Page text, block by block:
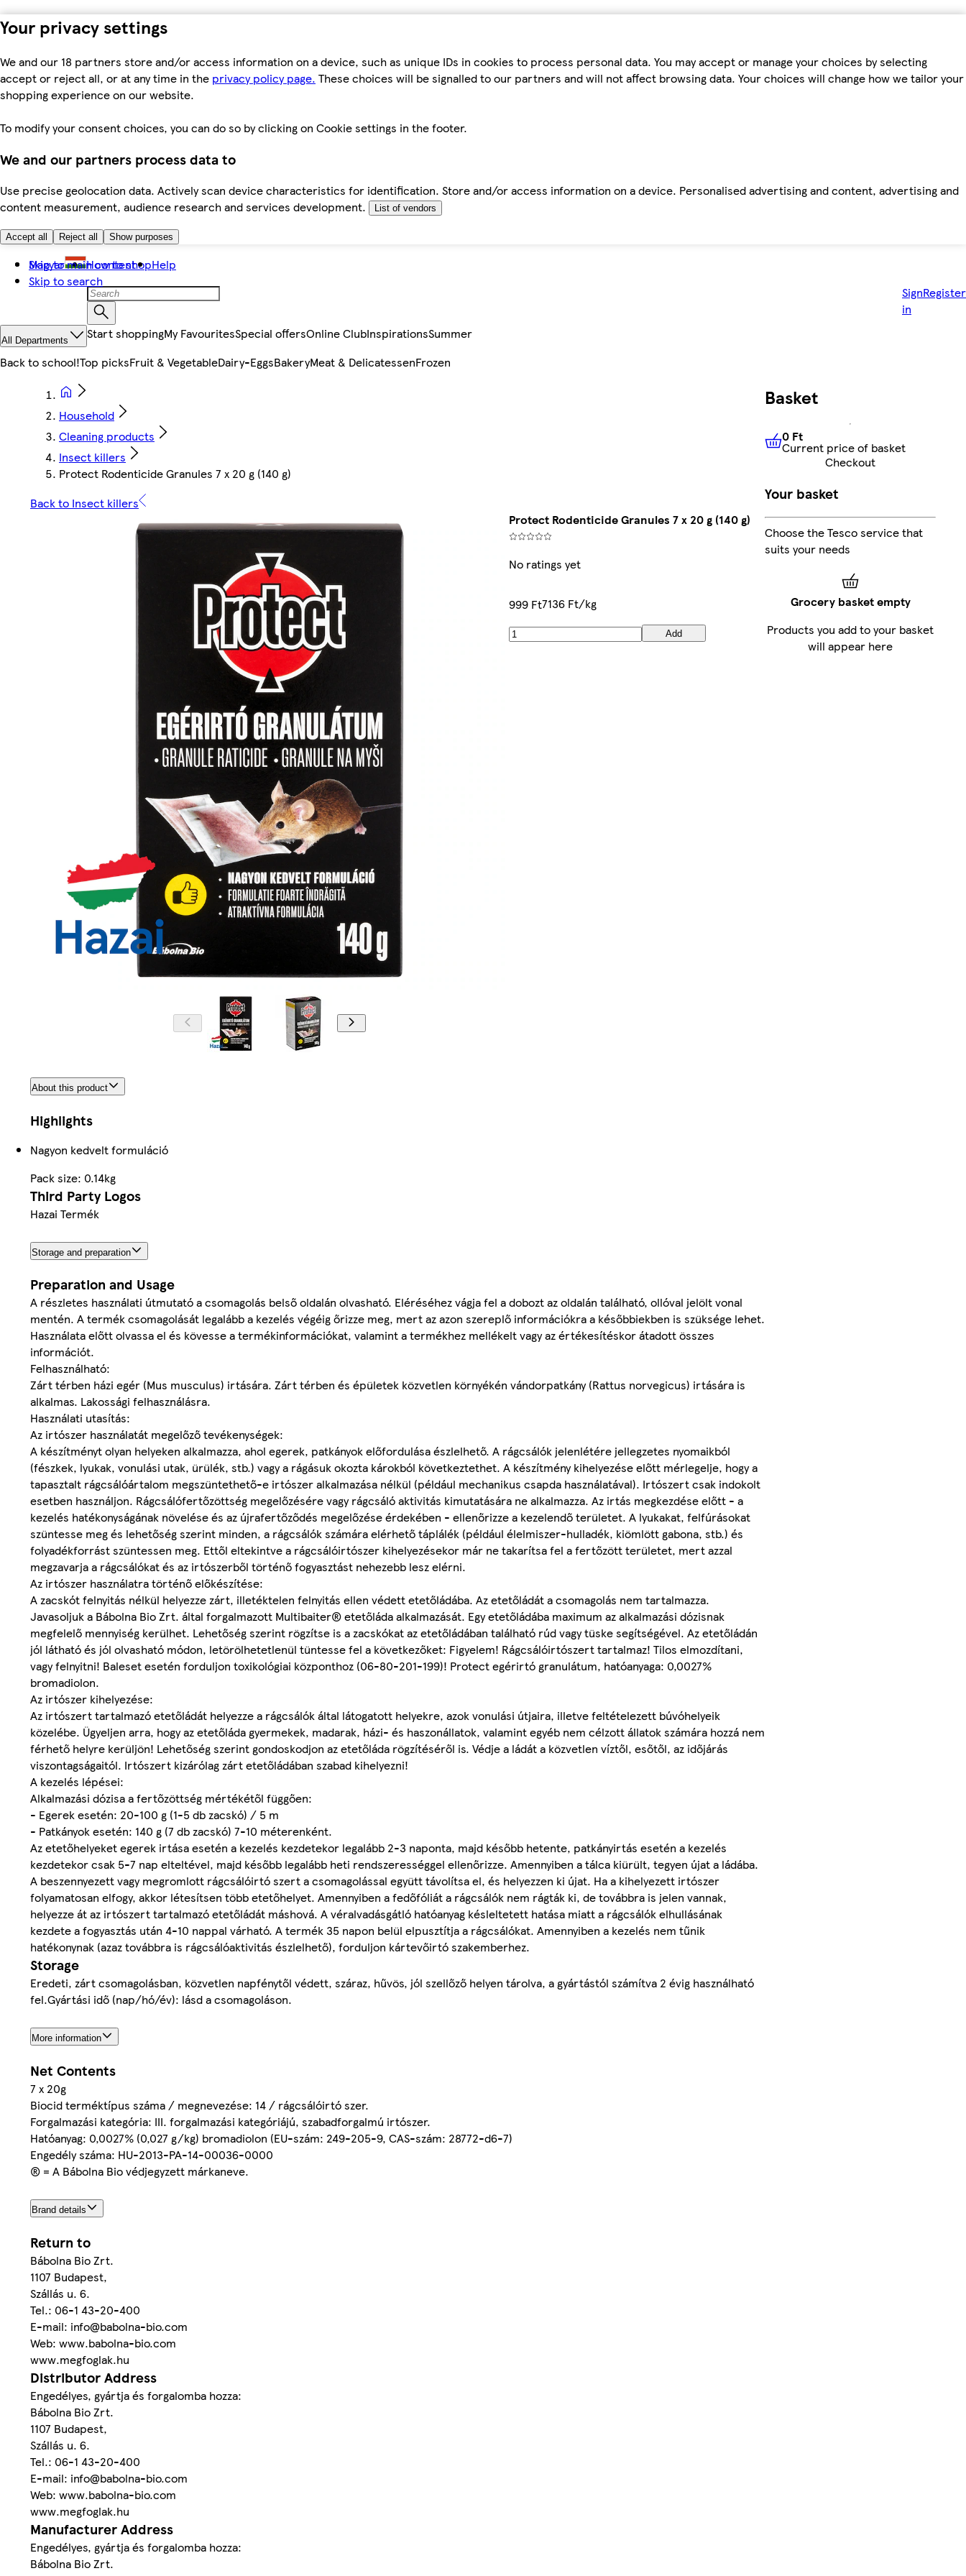
Your privacy settings
We and our 18 partners store and/or access information on a device, such as unique IDs in cookies to process personal data. You may accept or manage your choices by selecting
accept or reject all, or at any time in the privacy policy page. These choices will be signalled to our partners and will not affect browsing data. Your choices will change how we tailor your
shopping experience on our website.
To modify your consent choices, you can do so by clicking on Cookie settings in the footer.
We and our partners process data to
Use precise geolocation data. Actively scan device characteristics for identification. Store and/or access information on a device. Personalised advertising and content, advertising and
content measurement, audience research and services development.
List of vendors
Accept all Reject all Show purposes
Skip to main content
Skip to search
Magyar How to shopHelp
Sign
in
Register
All Departments Start shoppingMy FavouritesSpecial offersOnline ClubInspirationsSummer
Back to school!Top picksFruit & VegetableDairy-EggsBakeryMeat & DelicatessenFrozen
Household
Cleaning products
Insect killers
Protect Rodenticide Granules 7 x 20 g (140 g)
Back to Insect killers
Protect Rodenticide Granules 7 x 20 g (140 g)
No ratings yet
999 Ft7136 Ft/kg
Add
About this product
Highlights
Nagyon kedvelt formuláció
Pack size: 0.14kg
Third Party Logos
Hazai Termék
Storage and preparation
Preparation and Usage
A részletes használati útmutató a csomagolás belső oldalán olvasható. Eléréséhez vágja fel a dobozt az oldalán található, ollóval jelölt vonal
mentén. A termék csomagolását legalább a kezelés végéig őrizze meg, mert az azon szereplő információkra a későbbiekben is szüksége lehet.
Használata előtt olvassa el és kövesse a termékinformációkat, valamint a termékhez mellékelt vagy az értékesítéskor átadott összes
információt.
Felhasználható:
Zárt térben házi egér (Mus musculus) irtására. Zárt térben és épületek közvetlen környékén vándorpatkány (Rattus norvegicus) irtására is
alkalmas. Lakossági felhasználásra.
Használati utasítás:
Az irtószer használatát megelőző tevékenységek:
A készítményt olyan helyeken alkalmazza, ahol egerek, patkányok előfordulása észlelhető. A rágcsálók jelenlétére jellegzetes nyomaikból
(fészkek, lyukak, vonulási utak, ürülék, stb.) vagy a rágásuk okozta károkból következtethet. A készítmény kihelyezése előtt mérlegelje, hogy a
tapasztalt rágcsálóártalom megszüntethető-e irtószer alkalmazása nélkül (például mechanikus csapda használatával). Irtószert csak indokolt
esetben használjon. Rágcsálófertőzöttség megelőzésére vagy rágcsáló aktivitás kimutatására ne alkalmazza. Az irtás megkezdése előtt - a
kezelés hatékonyságának növelése és az újrafertőződés megelőzése érdekében - ellenőrizze a kezelendő területet. A lyukakat, felfúrásokat
szüntesse meg és lehetőség szerint minden, a rágcsálók számára elérhető táplálék (például élelmiszer-hulladék, kiömlött gabona, stb.) és
folyadékforrást szüntessen meg. Ettől eltekintve a rágcsálóirtószer kihelyezésekor már ne takarítsa fel a fertőzött területet, mert azzal
megzavarja a rágcsálókat és az irtószerből történő fogyasztást nehezebb lesz elérni.
Az irtószer használatra történő előkészítése:
A zacskót felnyitás nélkül helyezze zárt, illetéktelen felnyitás ellen védett etetőládába. Az etetőládát a csomagolás nem tartalmazza.
Javasoljuk a Bábolna Bio Zrt. által forgalmazott Multibaiter® etetőláda alkalmazását. Egy etetőládába maximum az alkalmazási dózisnak
megfelelő mennyiség kerülhet. Lehetőség szerint rögzítse is a zacskókat az etetőládában található rúd vagy tüske segítségével. Az etetőládán
jól látható és jól olvasható módon, letörölhetetlenül tüntesse fel a következőket: Figyelem! Rágcsálóirtószert tartalmaz! Tilos elmozdítani,
vagy felnyitni! Baleset esetén forduljon toxikológiai központhoz (06-80-201-199)! Protect egérirtó granulátum, hatóanyaga: 0,0027%
bromadiolon.
Az irtószer kihelyezése:
Az irtószert tartalmazó etetőládát helyezze a rágcsálók által látogatott helyekre, azok vonulási útjaira, illetve feltételezett búvóhelyeik
közelébe. Ügyeljen arra, hogy az etetőláda gyermekek, madarak, házi- és haszonállatok, valamint egyéb nem célzott állatok számára hozzá nem
férhető helyre kerüljön! Lehetőség szerint gondoskodjon az etetőláda rögzítéséről is. Védje a ládát a közvetlen víztől, esőtől, az időjárás
viszontagságaitól. Irtószert kizárólag zárt etetőládában szabad kihelyezni!
A kezelés lépései:
Alkalmazási dózisa a fertőzöttség mértékétől függően:
- Egerek esetén: 20-100 g (1-5 db zacskó) / 5 m
- Patkányok esetén: 140 g (7 db zacskó) 7-10 méterenként.
Az etetőhelyeket egerek irtása esetén a kezelés kezdetekor legalább 2-3 naponta, majd később hetente, patkányirtás esetén a kezelés
kezdetekor csak 5-7 nap elteltével, majd később legalább heti rendszerességgel ellenőrizze. Amennyiben a tálca kiürült, tegyen újat a ládába.
A beszennyezett vagy megromlott rágcsálóirtó szert a csomagolással együtt távolítsa el, és helyezzen ki újat. Ha a kihelyezett irtószer
folyamatosan elfogy, akkor létesítsen több etetőhelyet. Amennyiben a fedőfóliát a rágcsálók nem rágták ki, de továbbra is jelen vannak,
helyezze át az irtószert tartalmazó etetőládát máshová. A véralvadásgátló hatóanyag késleltetett hatása miatt a rágcsálók elhullásának
kezdete a fogyasztás után 4-10 nappal várható. A termék 35 napon belül elpusztítja a rágcsálókat. Amennyiben a kezelés nem tűnik
hatékonynak (azaz továbbra is rágcsálóaktivitás észlelhető), forduljon kártevőirtó szakemberhez.
Storage
Eredeti, zárt csomagolásban, közvetlen napfénytől védett, száraz, hűvös, jól szellőző helyen tárolva, a gyártástól számítva 2 évig használható
fel.Gyártási idő (nap/hó/év): lásd a csomagoláson.
More information
Net Contents
7 x 20g
Biocid terméktípus száma / megnevezése: 14 / rágcsálóirtó szer.
Forgalmazási kategória: III. forgalmazási kategóriájú, szabadforgalmú irtószer.
Hatóanyag: 0,0027% (0,027 g/kg) bromadiolon (EU-szám: 249-205-9, CAS-szám: 28772-d6-7)
Engedély száma: HU-2013-PA-14-00036-0000
® = A Bábolna Bio védjegyzett márkaneve.
Brand details
Return to
Bábolna Bio Zrt.
1107 Budapest,
Szállás u. 6.
Tel.: 06-1 43-20-400
E-mail: info@babolna-bio.com
Web: www.babolna-bio.com
www.megfoglak.hu
Distributor Address
Engedélyes, gyártja és forgalomba hozza:
Bábolna Bio Zrt.
1107 Budapest,
Szállás u. 6.
Tel.: 06-1 43-20-400
E-mail: info@babolna-bio.com
Web: www.babolna-bio.com
www.megfoglak.hu
Manufacturer Address
Engedélyes, gyártja és forgalomba hozza:
Bábolna Bio Zrt.
Basket
0 FtCurrent price of basket
0 Ft
Current price of basket
Checkout
Your basket
Choose the Tesco service that
suits your needs
Grocery basket empty
Products you add to your basket
will appear here